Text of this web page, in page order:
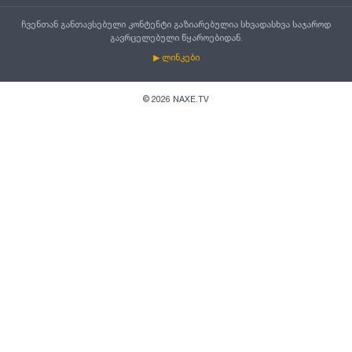
ჩვენთან განთავსებული კონტენტი გაზიარებულია სხვადასხვა საჯაროდ
გავრცელებული წყაროებიდან.
▶ ლინკები
© 2026 NAXE.TV